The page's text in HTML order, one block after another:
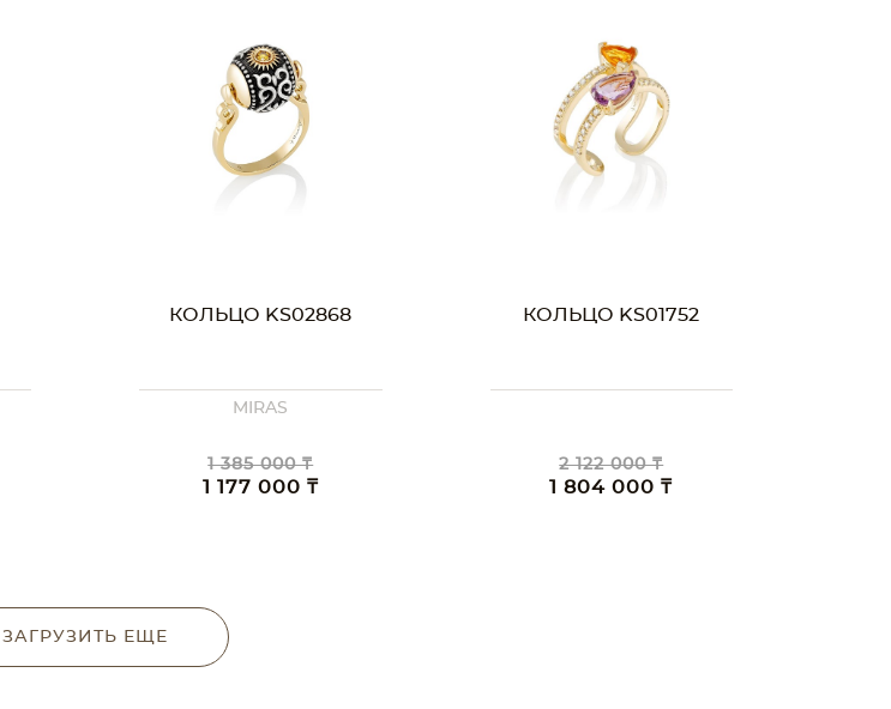
КОЛЬЦО KS02868
MIRAS
1 385 000 ₸
1 177 000 ₸
КОЛЬЦО KS01752
2 122 000 ₸
1 804 000 ₸
ЗАГРУЗИТЬ ЕЩЕ